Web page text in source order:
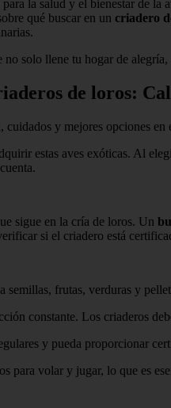
la salud y el bienestar de
qué buscar en un criadero
solo llene tu hogar de
de loros:
cuidados y mejores opciones en
estas aves exóticas. Al
sigue en la cría de loros. Un
si el criadero está
frutas, verduras y
constante. Los criaderos
y pueda proporcionar
para volar y jugar, lo que es